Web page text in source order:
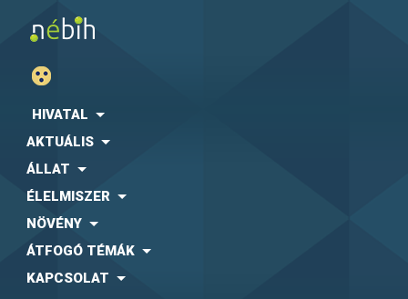
HIVATAL
AKTUÁLIS
ÁLLAT
ÉLELMISZER
NÖVÉNY
ÁTFOGÓ TÉMÁK
KAPCSOLAT